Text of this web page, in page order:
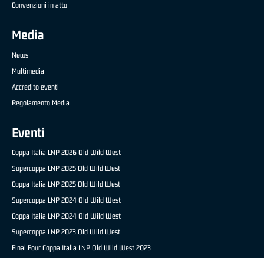
Convenzioni in atto
Media
News
Multimedia
Accredito eventi
Regolamento Media
Eventi
Coppa Italia LNP 2026 Old Wild West
Supercoppa LNP 2025 Old Wild West
Coppa Italia LNP 2025 Old Wild West
Supercoppa LNP 2024 Old Wild West
Coppa Italia LNP 2024 Old Wild West
Supercoppa LNP 2023 Old Wild West
Final Four Coppa Italia LNP Old Wild West 2023